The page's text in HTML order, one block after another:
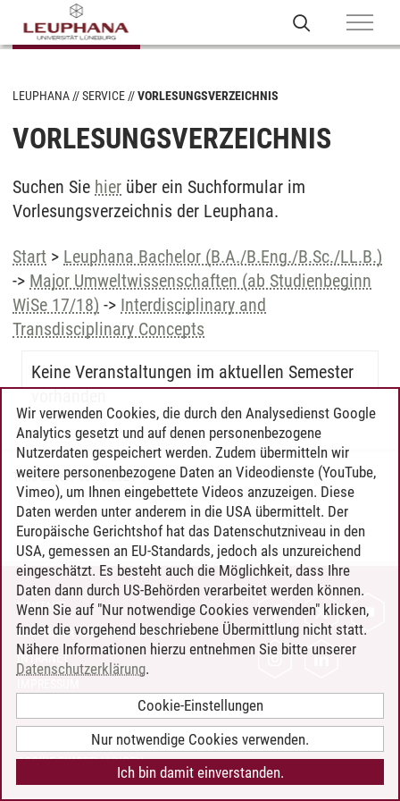
LEUPHANA SERVICE VORLESUNGSVERZEICHNIS
VORLESUNGSVERZEICHNIS
Suchen Sie hier über ein Suchformular im
Vorlesungsverzeichnis der Leuphana.
Start > Leuphana Bachelor (B.A./B.Eng./B.Sc./LL.B.)
-> Major Umweltwissenschaften (ab Studienbeginn
WiSe 17/18) -> Interdisciplinary and
Transdisciplinary Concepts
Keine Veranstaltungen im aktuellen Semester
vorhanden
Timo Leder/30.06.2024
KONTAKT
LEUPHANA ALS ARBEITGEBER
INTRANET
BARRIEREFREIHEIT
COOKIE-EINSTELLUNGEN
Wir verwenden Cookies, die durch den Analysedienst Google
Analytics gesetzt und auf denen personenbezogene
Nutzerdaten gespeichert werden. Zudem übermitteln wir
weitere personenbezogene Daten an Videodienste (YouTube,
Vimeo), um Ihnen eingebettete Videos anzuzeigen. Diese
Daten werden unter anderem in die USA übermittelt. Der
Europäische Gerichtshof hat das Datenschutzniveau in den
USA, gemessen an EU-Standards, jedoch als unzureichend
eingeschätzt. Es besteht auch die Möglichkeit, dass Ihre
Daten dann durch US-Behörden verarbeitet werden können.
Wenn Sie auf "Nur notwendige Cookies verwenden" klicken,
findet die vorgehend beschriebene Übermittlung nicht statt.
Nähere Informationen hierzu entnehmen Sie bitte unserer
Datenschutzerklärung.
Cookie-Einstellungen
Nur notwendige Cookies verwenden.
Ich bin damit einverstanden.